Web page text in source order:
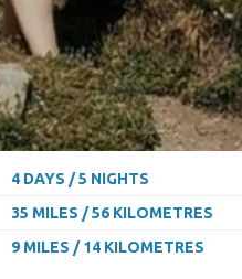
4 DAYS / 5 NIGHTS
35 MILES / 56 KILOMETRES
9 MILES / 14 KILOMETRES